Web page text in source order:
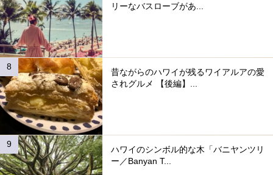
リーなバスローブがあ...
昔ながらのハワイが残るワイアルアの愛
されグルメ 【後編】...
ハワイのシンボル的な木「バニヤンツリ
ー／Banyan T...